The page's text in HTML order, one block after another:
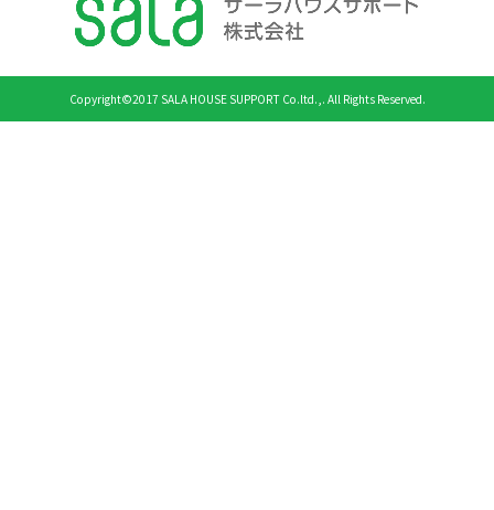
Copyright©2017 SALA HOUSE SUPPORT Co.ltd.,. All Rights Reserved.